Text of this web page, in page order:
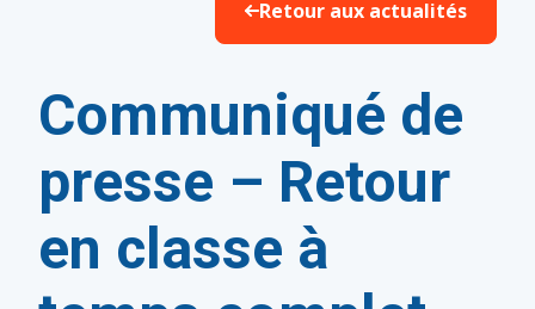
Retour aux actualités
Communiqué de
presse – Retour
en classe à